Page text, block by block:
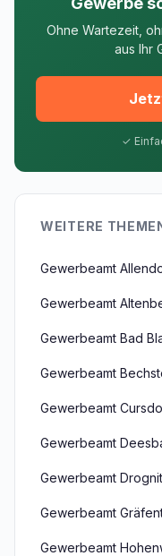
Ohne Wartezeit,
aus Ihr
✓
WEITERE
Gewerbeamt
Gewerbeamt
Gewerbeamt Bad
Gewerbeamt
Gewerbeamt
Gewerbeamt
Gewerbeamt
Gewerbeamt
Gewerbeamt